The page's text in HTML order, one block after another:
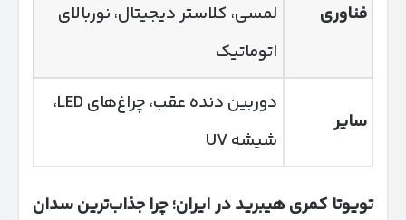
فناوری
لمسی، کلاستر دیجیتال، نوربالای
اتوماتیک
سایر
دوربین دنده عقب، چراغ‌های LED،
شیشه UV
تویوتا کمری هیبرید در ایران؛ چرا جذاب‌ترین سدان